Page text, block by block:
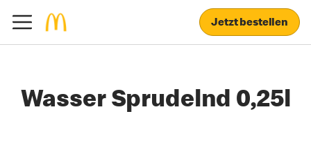
Jetzt bestellen
Wasser Sprudelnd 0,25l